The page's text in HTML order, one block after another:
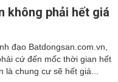
không phải hết giá
đạo Batdongsan.com.vn,
cứ đến mốc thời gian hết
là chung cư sẽ hết giá...